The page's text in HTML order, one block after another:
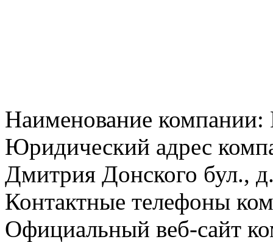
Наименование
Юридический адрес
Дмитрия Донского бул.,
Контактные телефоны
Официальный веб-сайт